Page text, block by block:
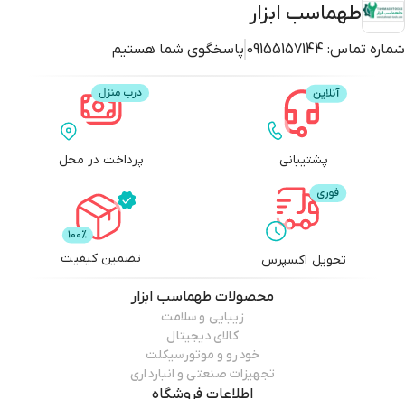
طهماسب ابزار
شماره تماس: 09155157144 پاسخگوی شما هستیم
پشتیبانی پرداخت در محل
تحویل اکسپرس تضمین کیفیت
محصولات طهماسب ابزار
زیبایی و سلامت
کالای دیجیتال
خودرو و موتورسیکلت
تجهیزات صنعتی و انبارداری
اطلاعات فروشگاه